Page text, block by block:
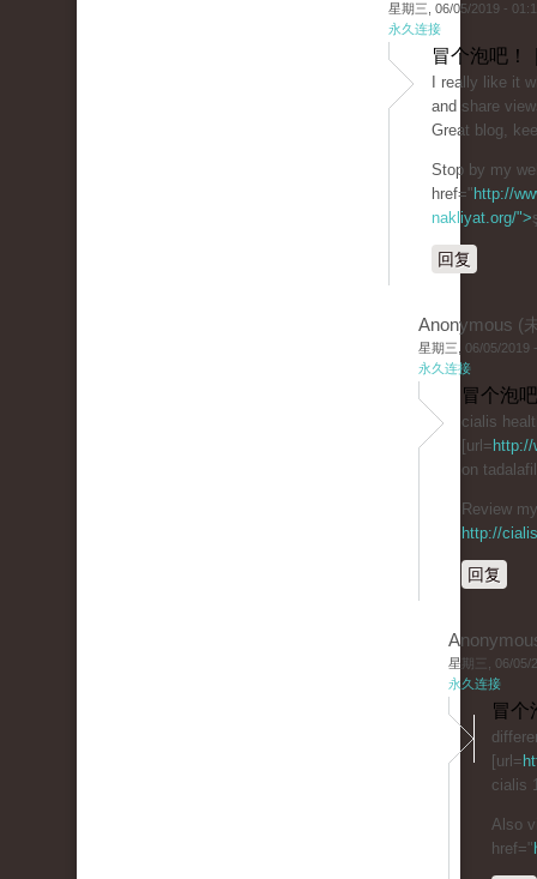
星期三, 06/05/2019 -
永久连接
冒个泡吧！
I really like it
and share
Great blog,
Stop by my
href=" http://
nakliyat.org/">
回复
Anonymous (
星期三, 06/05/2019
永久连接
冒个泡
cialis
[url=
on
Review
http://
回复
星期三, 06/05/
永久连接
冒个
[url=
cialis
Also
href="